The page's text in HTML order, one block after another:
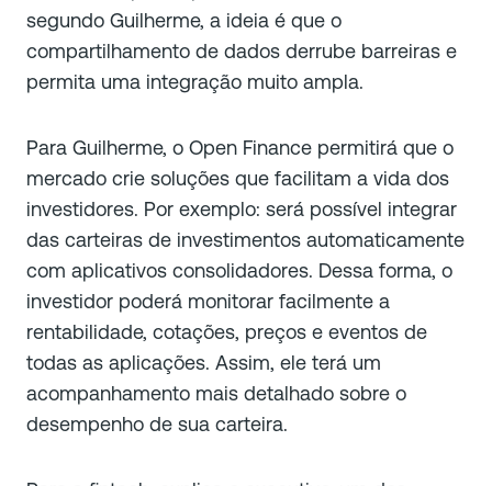
segundo Guilherme, a ideia é que o
compartilhamento de dados derrube barreiras e
permita uma integração muito ampla.
Para Guilherme, o Open Finance permitirá que o
mercado crie soluções que facilitam a vida dos
investidores. Por exemplo: será possível integrar
das carteiras de investimentos automaticamente
com aplicativos consolidadores. Dessa forma, o
investidor poderá monitorar facilmente a
rentabilidade, cotações, preços e eventos de
todas as aplicações. Assim, ele terá um
acompanhamento mais detalhado sobre o
desempenho de sua carteira.